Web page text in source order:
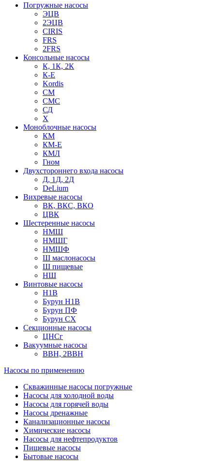
Погружные насосы
ЭЦВ
2ЭЦВ
CIRIS
FRS
2FRS
Консольные насосы
К, 1К, 2К
К-Е
Kordis
СМ
СМС
СД
Х
Моноблочные насосы
КМ
КМ-Е
КМЛ
Гном
Двухстороннего входа насосы
Д, 1Д, 2Д
DeLium
Вихревые насосы
ВК, ВКС, ВКО
ЦВК
Шестеренные насосы
НМШ
НМШГ
НМШФ
Ш маслонасосы
Ш пищевые
НШ
Винтовые насосы
Н1В
Бурун Н1В
Бурун ПФ
Бурун СХ
Секционные насосы
ЦНСг
Вакуумные насосы
ВВН, 2ВВН
Насосы по применению
Скважинные насосы погружные
Насосы для холодной воды
Насосы для горячей воды
Насосы дренажные
Канализационные насосы
Химические насосы
Насосы для нефтепродуктов
Пищевые насосы
Бытовые насосы